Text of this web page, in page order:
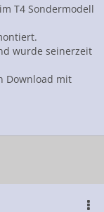
T4 Sondermodell
wurde seinerzeit
Download mit